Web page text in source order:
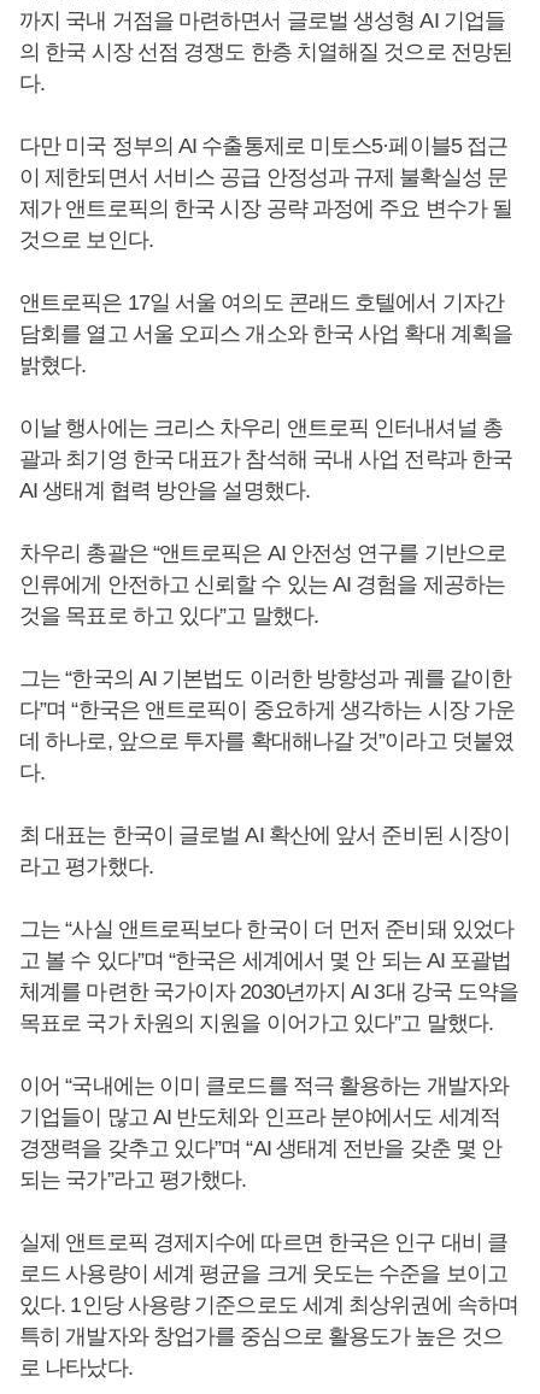
까지 국내 거점을 마련하면서 글로벌 생성형 AI 기업들
의 한국 시장 선점 경쟁도 한층 치열해질 것으로 전망된
다.
다만 미국 정부의 AI 수출통제로 미토스5·페이블5 접근
이 제한되면서 서비스 공급 안정성과 규제 불확실성 문
제가 앤트로픽의 한국 시장 공략 과정에 주요 변수가 될
것으로 보인다.
앤트로픽은 17일 서울 여의도 콘래드 호텔에서 기자간
담회를 열고 서울 오피스 개소와 한국 사업 확대 계획을
밝혔다.
이날 행사에는 크리스 차우리 앤트로픽 인터내셔널 총
괄과 최기영 한국 대표가 참석해 국내 사업 전략과 한국
AI 생태계 협력 방안을 설명했다.
차우리 총괄은 “앤트로픽은 AI 안전성 연구를 기반으로
인류에게 안전하고 신뢰할 수 있는 AI 경험을 제공하는
것을 목표로 하고 있다”고 말했다.
그는 “한국의 AI 기본법도 이러한 방향성과 궤를 같이한
다”며 “한국은 앤트로픽이 중요하게 생각하는 시장 가운
데 하나로, 앞으로 투자를 확대해나갈 것”이라고 덧붙였
다.
최 대표는 한국이 글로벌 AI 확산에 앞서 준비된 시장이
라고 평가했다.
그는 “사실 앤트로픽보다 한국이 더 먼저 준비돼 있었다
고 볼 수 있다”며 “한국은 세계에서 몇 안 되는 AI 포괄법
체계를 마련한 국가이자 2030년까지 AI 3대 강국 도약을
목표로 국가 차원의 지원을 이어가고 있다”고 말했다.
이어 “국내에는 이미 클로드를 적극 활용하는 개발자와
기업들이 많고 AI 반도체와 인프라 분야에서도 세계적
경쟁력을 갖추고 있다”며 “AI 생태계 전반을 갖춘 몇 안
되는 국가”라고 평가했다.
실제 앤트로픽 경제지수에 따르면 한국은 인구 대비 클
로드 사용량이 세계 평균을 크게 웃도는 수준을 보이고
있다. 1인당 사용량 기준으로도 세계 최상위권에 속하며
특히 개발자와 창업가를 중심으로 활용도가 높은 것으
로 나타났다.